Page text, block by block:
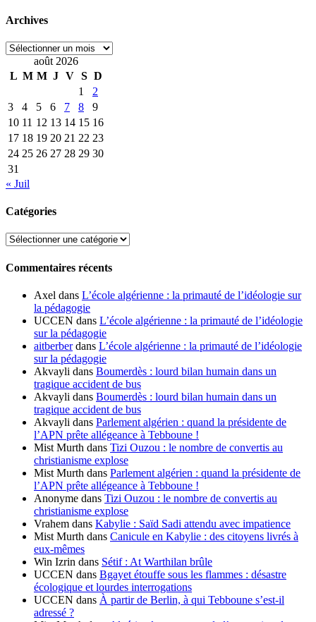
Archives
Archives
août 2026
L M M J V S D
1
2
3
4 5 6 7 8
9
10 11 12 13 14 15 16
17 18 19 20 21 22 23
24 25 26 27 28 29 30
31
« Juil
Catégories
Catégories
Commentaires récents
Axel dans L’école algérienne : la primauté de l’idéologie sur
la pédagogie
UCCEN dans L’école algérienne : la primauté de l’idéologie
sur la pédagogie
aitberberdans L’école algérienne : la primauté de l’idéologie
sur la pédagogie
Akvayli dans Boumerdès : lourd bilan humain dans un
tragique accident de bus
Akvayli dans Boumerdès : lourd bilan humain dans un
tragique accident de bus
Akvayli dans Parlement algérien : quand la présidente de
l’APN prête allégeance à Tebboune !
Mist Murth dans Tizi Ouzou : le nombre de convertis au
christianisme explose
Mist Murth dans Parlement algérien : quand la présidente de
l’APN prête allégeance à Tebboune !
Anonyme dans Tizi Ouzou : le nombre de convertis au
christianisme explose
Vrahem dans Kabylie : Saïd Sadi attendu avec impatience
Mist Murth dans Canicule en Kabylie : des citoyens livrés à
eux-mêmes
Win Izrin dans Sétif : At Warthilan brûle
UCCEN dans Bgayet étouffe sous les flammes : désastre
écologique et lourdes interrogations
UCCEN dans À partir de Berlin, à qui Tebboune s’est-il
adressé ?